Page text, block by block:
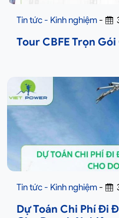
Tin tức - Kinh nghiệm -
Tour CBFE Trọn
Tin tức - Kinh nghiệm -
Dự Toán Chi Phí Đi